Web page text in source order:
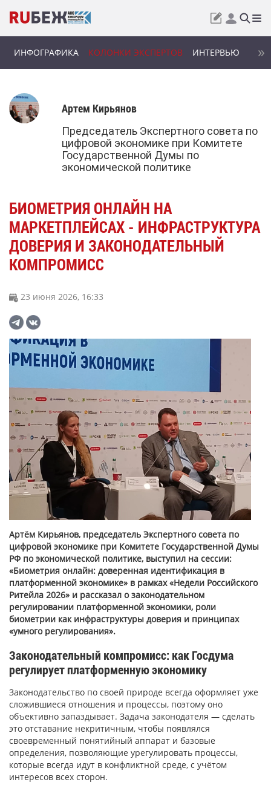
ИНФОГРАФИКА КОЛОНКИ ЭКСПЕРТОВ ИНТЕРВЬЮ
Артем Кирьянов
Председатель Экспертного совета по
цифровой экономике при Комитете
Государственной Думы по
экономической политике
БИОМЕТРИЯ ОНЛАЙН НА
МАРКЕТПЛЕЙСАХ - ИНФРАСТРУКТУРА
ДОВЕРИЯ И ЗАКОНОДАТЕЛЬНЫЙ
КОМПРОМИСС
23 июня 2026, 16:33
Артём Кирьянов, председатель Экспертного совета по
цифровой экономике при Комитете Государственной Думы
РФ по экономической политике, выступил на сессии:
«Биометрия онлайн: доверенная идентификация в
платформенной экономике» в рамках «Недели Российского
Ритейла 2026» и рассказал о законодательном
регулировании платформенной экономики, роли
биометрии как инфраструктуры доверия и принципах
«умного регулирования».
Законодательный компромисс: как Госдума
регулирует платформенную экономику
Законодательство по своей природе всегда оформляет уже
сложившиеся отношения и процессы, поэтому оно
объективно запаздывает. Задача законодателя — сделать
это отставание некритичным, чтобы появлялся
своевременный понятийный аппарат и базовые
определения, позволяющие урегулировать процессы,
которые всегда идут в конфликтной среде, с учётом
интересов всех сторон.